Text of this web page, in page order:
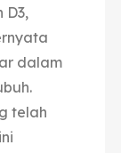
D3,
dalam
telah